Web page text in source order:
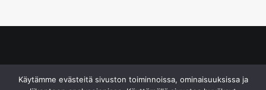
Käytämme evästeitä sivuston toiminnoissa, ominaisuuksissa ja